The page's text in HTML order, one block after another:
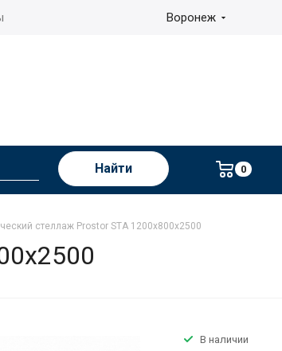
Воронеж
Найти 0
стеллаж Prostor STA 1200х800х2500
В наличии